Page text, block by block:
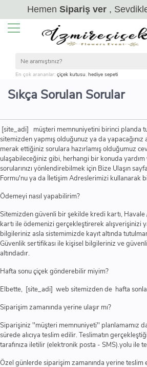
Hemen Sipariş ver,
En çok arananlar: çiçek kutusu, hediye sepeti
Sıkça Sorulan Sorular
[site_adi] müşteri memnuniyetini birinci planda
sitemizden yapmış olduğunuz ya da
merak ettiğiniz sorulara hazırlamış olduğumuz
ulaşabileceğiniz gibi, herhangi bir konuda
sorularınızı yönlendirebilmek için Bize Ulaşın
Formu'nu ya da İletişim Adreslerimizi kullanarak
Ödemeyi nasıl yapabilirim?
Sitemizden güvenli bir şekilde kredi kartı,
kartı ile ödemenizi gerçekleştirerek alışverişinizi
bilgileriniz asla sistemimizde kayıt altında
Güvenlik sertifikası ile kişisel bilgileriniz ve
altındadır.
Hafta sonu çiçek gönderebilir miyim?
Elbette, [site_adi] web sitemizden de hafta
Siparişim zamanında yerine ulaşır mı?
Siparişiniz ''müşteri memnuniyeti'' planlamamız
sürede alıcıya teslim edilir. Teslimatın
tarafınıza iletilir (elektronik posta - SMS).yolu ile
Özel günlerde siparişim zamanında yerine teslim